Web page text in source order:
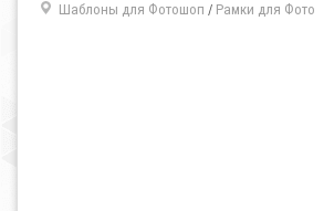
Шаблоны для Фотошоп / Рамки для Фото